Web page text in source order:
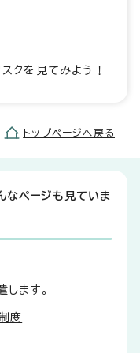
クを見てみよう！
トップページへ戻る
なページも見ていま
ます。
度